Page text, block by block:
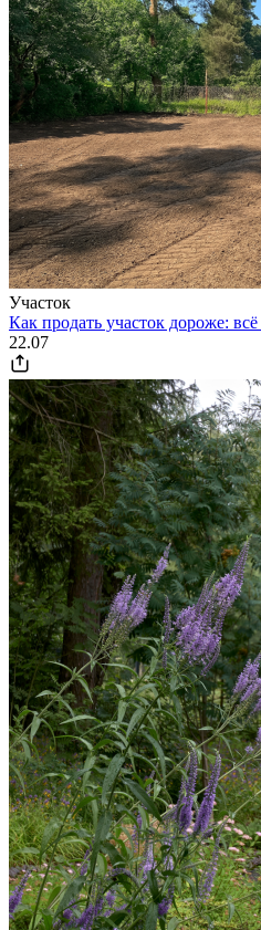
Участок
Как продать участок дороже:
22.07